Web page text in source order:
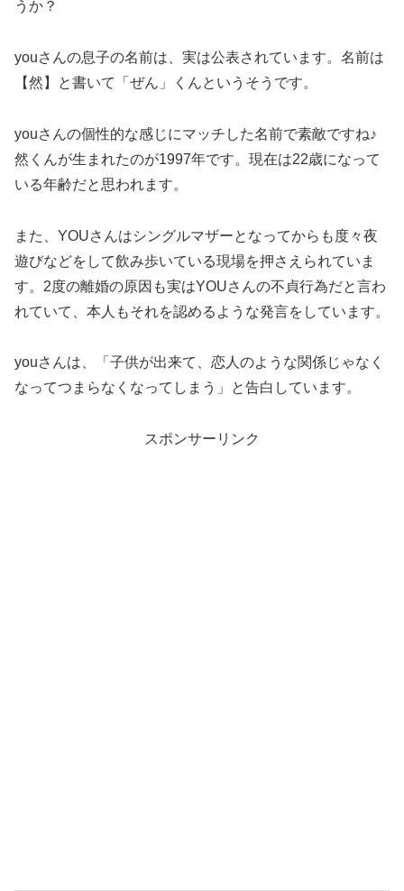
うか？
youさんの息子の名前は、実は公表されています。名前は
【然】と書いて「ぜん」くんというそうです。
youさんの個性的な感じにマッチした名前で素敵ですね♪
然くんが生まれたのが1997年です。現在は22歳になって
いる年齢だと思われます。
また、YOUさんはシングルマザーとなってからも度々夜
遊びなどをして飲み歩いている現場を押さえられていま
す。2度の離婚の原因も実はYOUさんの不貞行為だと言わ
れていて、本人もそれを認めるような発言をしています。
youさんは、「子供が出来て、恋人のような関係じゃなく
なってつまらなくなってしまう」と告白しています。
スポンサーリンク